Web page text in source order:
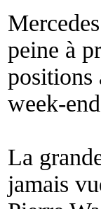
peine à
positions
week-
La
jamais